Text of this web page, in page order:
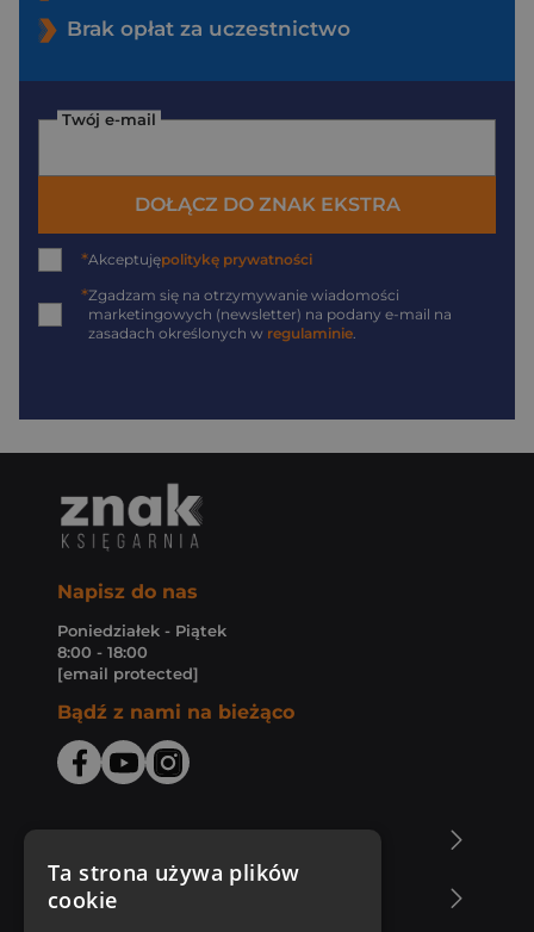
Brak opłat za uczestnictwo
Twój e-mail
DOŁĄCZ DO ZNAK EKSTRA
*Akceptujępolitykę prywatności
*Zgadzam się na otrzymywanie wiadomości
marketingowych (newsletter) na podany e-mail na
zasadach określonych w regulaminie
Napisz do nas
Poniedziałek - Piątek
8:00 - 18:00
[email protected]
Bądź z nami na bieżąco
Zakupy u nas
Ta strona używa plików
cookie